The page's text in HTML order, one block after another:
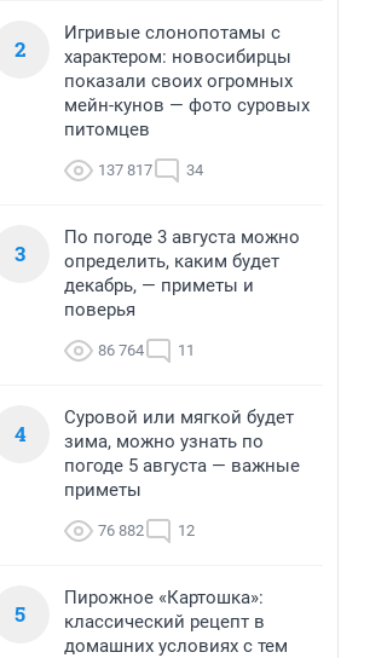
2
Игривые слонопотамы с
характером: новосибирцы
показали своих огромных
мейн-кунов — фото суровых
питомцев
137 817 34
3
По погоде 3 августа можно
определить, каким будет
декабрь, — приметы и
поверья
86 764 11
4
Суровой или мягкой будет
зима, можно узнать по
погоде 5 августа — важные
приметы
76 882 12
5
Пирожное «Картошка»:
классический рецепт в
домашних условиях с тем